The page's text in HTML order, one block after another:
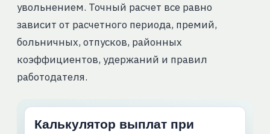
увольнением. Точный расчет все равно
зависит от расчетного периода, премий,
больничных, отпусков, районных
коэффициентов, удержаний и правил
работодателя.